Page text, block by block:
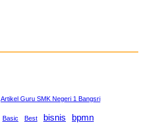
Artikel Guru SMK Negeri 1 Bangsri
Basic Best bisnis bpmn